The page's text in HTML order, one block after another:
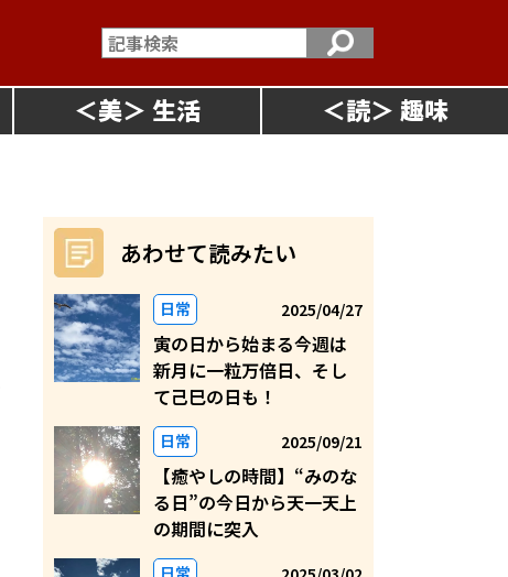
＜美＞ ＜読＞
あわせて読みたい
日常 2025/04/27
寅の日から始まる今週は
新月に一粒万倍日、そし
て己巳の日も！
日常 2025/09/21
【癒やしの時間】“みのな
る日”の今日から天一天上
の期間に突入
日常